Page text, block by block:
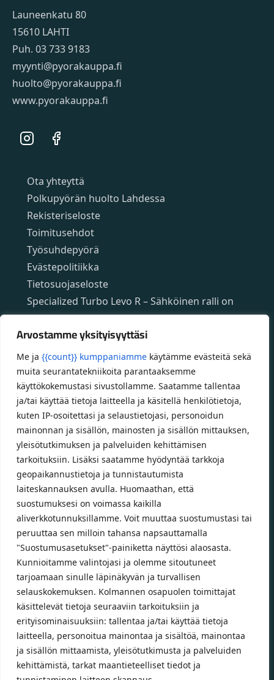
Arvostamme yksityisyyttäsi
Me ja {{count}} kumppaniamme käytämme evästeitä sekä
muita seurantatekniikoita parantaaksemme
käyttökokemustasi sivustollamme. Saatamme tallentaa
ja/tai käyttää tietoja laitteella ja käsitellä henkilötietoja,
kuten IP-osoitettasi ja selaustietojasi, personoidun
mainonnan ja sisällön, mainosten ja sisällön mittauksen,
yleisötutkimuksen ja palveluiden kehittämisen
tarkoituksiin. Lisäksi saatamme hyödyntää tarkkoja
geopaikannustietoja ja tunnistautumista
laiteskannauksen avulla. Huomaathan, että
suostumuksesi on voimassa kaikilla
aliverkkotunnuksillamme. Voit muuttaa suostumustasi tai
peruuttaa sen milloin tahansa napsauttamalla
"Suostumusasetukset"-painiketta näyttösi alaosasta.
Kunnioitamme valintojasi ja olemme sitoutuneet
tarjoamaan sinulle läpinäkyvän ja turvallisen
selauskokemuksen. Kolmannen osapuolen toimittajat
käsittelevät tietoja seuraaviin tarkoituksiin ja
erityisominaisuuksiin: tallentaa ja/tai käyttää tietoja
laitteella, personoitua mainontaa ja sisältöä, mainontaa
ja sisällön mittaamista, yleisötutkimusta ja palveluiden
kehittämistä, tarkat maantieteelliset tiedot ja
Launeenkatu 80
15610 LAHTI
Puh. 03 733 9183
myynti@pyorakauppa.fi
huolto@pyorakauppa.fi
www.pyorakauppa.fi
Instagram Facebook
SivutOta yhteyttä
Polkupyörän huolto Lahdessa
Rekisteriseloste
Toimitusehdot
Työsuhdepyörä
Evästepolitiikka
Tietosuojaseloste
Specialized Turbo Levo R – Sähköinen ralli on
täällä!
Specialized App – ilmainen mobiilisovellus
Specializedin sähköpyöriin
Custom polkupyörät
Fatbikellä helppoa ja huoletonta etenemistä
maastossa
Talvikauden aukioloajat (1.10.2025 – 28.2.2026)
Ma-Pe 10-18
La 10-14
Kesäkauden aukioloajat (1.3.2026 – 30.9.2026)
Ma-Pe 10-18
La 9-15
Poikkeavat aukioloajat:
Pyhäinpäivä lauantai 31.10. – suljettu
© Lahden Polkupyörähuolto - 2026